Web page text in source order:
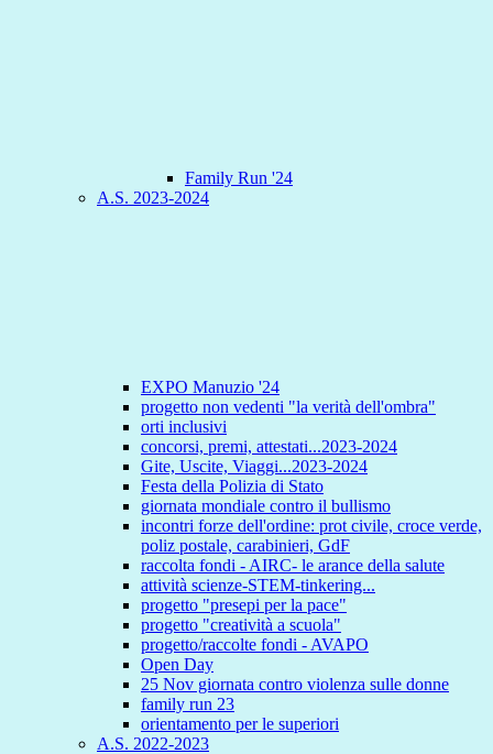
Family Run '24
A.S. 2023-2024
EXPO Manuzio '24
progetto non vedenti "la verità dell'ombra"
orti inclusivi
concorsi, premi, attestati...2023-2024
Gite, Uscite, Viaggi...2023-2024
Festa della Polizia di Stato
giornata mondiale contro il bullismo
incontri forze dell'ordine: prot civile, croce verde,
poliz postale, carabinieri, GdF
raccolta fondi - AIRC- le arance della salute
attività scienze-STEM-tinkering...
progetto "presepi per la pace"
progetto "creatività a scuola"
progetto/raccolte fondi - AVAPO
Open Day
25 Nov giornata contro violenza sulle donne
family run 23
orientamento per le superiori
A.S. 2022-2023